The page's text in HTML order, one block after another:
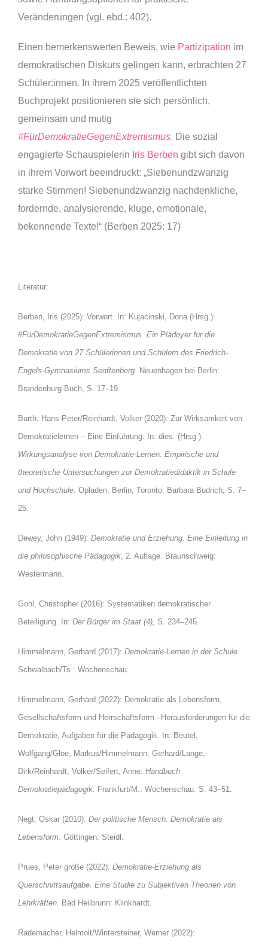
Veränderungen (vgl. ebd.: 402).
Einen bemerkenswerten Beweis, wie Partizipation im
demokratischen Diskurs gelingen kann, erbrachten 27
Schüler:innen. In ihrem 2025 veröffentlichten
Buchprojekt positionieren sie sich persönlich,
gemeinsam und mutig
#FürDemokratieGegenExtremismus. Die sozial
engagierte Schauspielerin Iris Berben gibt sich davon
in ihrem Vorwort beeindruckt: „Siebenundzwanzig
starke Stimmen! Siebenundzwanzig nachdenkliche,
fordernde, analysierende, kluge, emotionale,
bekennende Texte!“ (Berben 2025: 17)
Literatur:
Berben, Iris (2025): Vorwort. In: Kujacinski, Dona (Hrsg.):
#FürDemokratieGegenExtremismus. Ein Plädoyer für die
Demokratie von 27 Schülerinnen und Schülern des Friedrich-
Engels-Gymnasiums Senftenberg. Neuenhagen bei Berlin:
Brandenburg-Buch, S. 17–19.
Burth, Hans-Peter/Reinhardt, Volker (2020): Zur Wirksamkeit von
Demokratielernen – Eine Einführung. In: dies. (Hrsg.):
Wirkungsanalyse von Demokratie-Lernen. Empirische und
theoretische Untersuchungen zur Demokratiedidaktik in Schule
und Hochschule . Opladen, Berlin, Toronto: Barbara Budrich, S. 7–
25.
Dewey, John (1949): Demokratie und Erziehung. Eine Einleitung in
die philosophische Pädagogik , 2. Auflage. Braunschweig:
Westermann.
Gohl, Christopher (2016): Systematiken demokratischer
Beteiligung. In: Der Bürger im Staat (4), S. 234–245.
Himmelmann, Gerhard (2017): Demokratie-Lernen in der Schule
Schwalbach/Ts.: Wochenschau.
Himmelmann, Gerhard (2022): Demokratie als Lebensform,
Gesellschaftsform und Herrschaftsform –Herausforderungen für die
Demokratie, Aufgaben für die Pädagogik. In: Beutel,
Wolfgang/Gloe, Markus/Himmelmann, Gerhard/Lange,
Dirk/Reinhardt, Volker/Seifert, Anne: Handbuch
Demokratiepädagogik . Frankfurt/M.: Wochenschau. S. 43–51.
Negt, Oskar (2010): Der politische Mensch. Demokratie als
Lebensform . Göttingen: Steidl.
Prues, Peter große (2022): Demokratie-Erziehung als
Querschnittsaufgabe. Eine Studie zu Subjektiven Theorien von
Lehrkräften . Bad Heilbrunn: Klinkhardt.
Rademacher, Helmolt/Wintersteiner, Werner (2022):